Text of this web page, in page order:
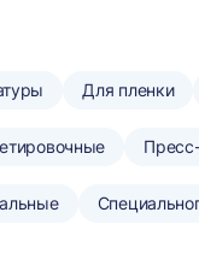
Для пленки